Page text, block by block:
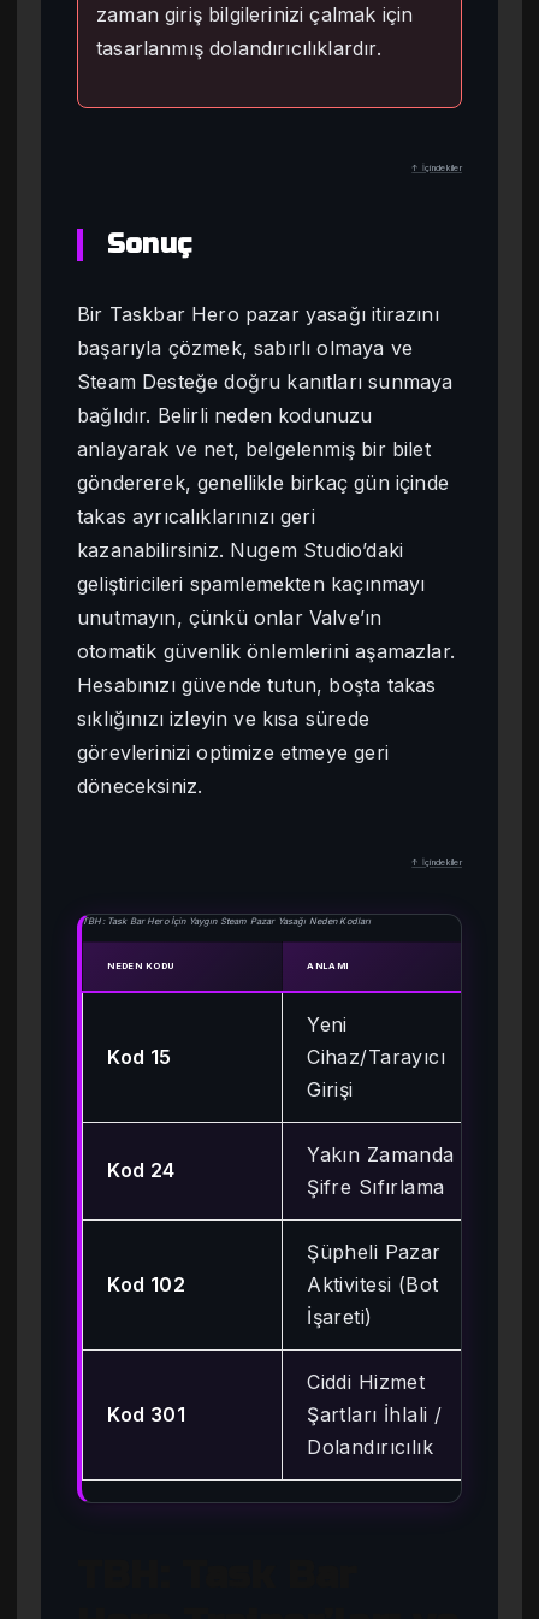
zaman giriş bilgilerinizi çalmak için
tasarlanmış dolandırıcılıklardır.
↑ İçindekiler
Sonuç
Bir Taskbar Hero pazar yasağı itirazını
başarıyla çözmek, sabırlı olmaya ve
Steam Desteğe doğru kanıtları sunmaya
bağlıdır. Belirli neden kodunuzu
anlayarak ve net, belgelenmiş bir bilet
göndererek, genellikle birkaç gün içinde
takas ayrıcalıklarınızı geri
kazanabilirsiniz. Nugem Studio’daki
geliştiricileri spamlemekten kaçınmayı
unutmayın, çünkü onlar Valve’ın
otomatik güvenlik önlemlerini aşamazlar.
Hesabınızı güvende tutun, boşta takas
sıklığınızı izleyin ve kısa sürede
görevlerinizi optimize etmeye geri
döneceksiniz.
↑ İçindekiler
TBH: Task Bar Hero İçin Yaygın Steam Pazar Yasağı Neden Kodları
NEDEN KODU ANLAMI
Kod 15
Yeni
Cihaz/Tarayıcı
Girişi
Kod 24
Yakın Zamanda
Şifre Sıfırlama
Kod 102
Şüpheli Pazar
Aktivitesi (Bot
İşareti)
Kod 301
Ciddi Hizmet
Şartları İhlali /
Dolandırıcılık